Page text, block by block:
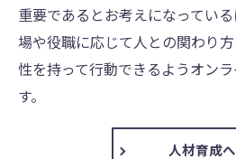
重要であるとお考えになってい
場や役職に応じて人との関わり
性を持って行動できるようオン
す。
人材育成へ